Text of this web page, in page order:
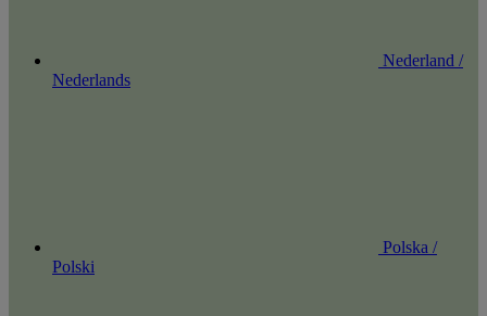
Nederland /
Nederlands
Polska /
Polski